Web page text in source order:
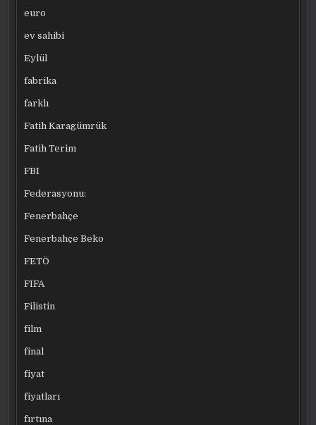
euro
ev sahibi
Eylül
fabrika
farklı
Fatih Karagümrük
Fatih Terim
FBI
Federasyonu:
Fenerbahçe
Fenerbahçe Beko
FETÖ
FIFA
Filistin
film
final
fiyat
fiyatları
fırtına